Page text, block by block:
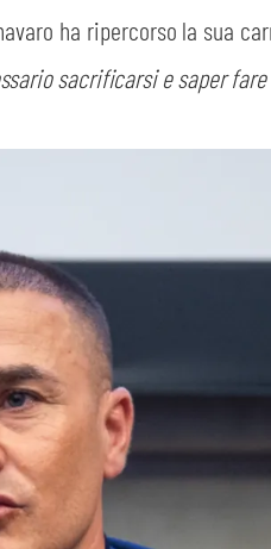
ha ripercorso la sua
sacrificarsi e saper